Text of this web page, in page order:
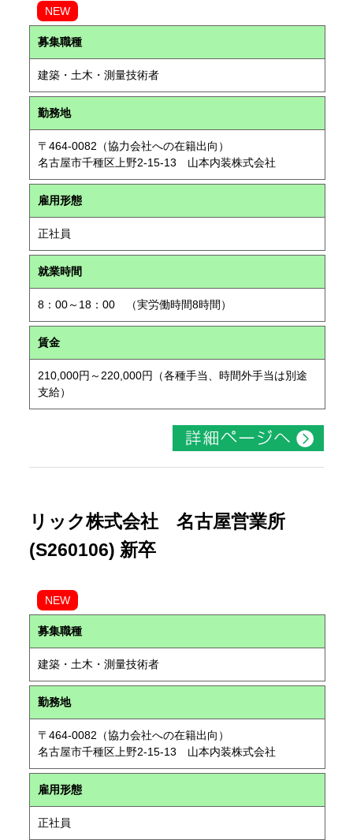
NEW
募集職種
建築・土木・測量技術者
勤務地
〒464-0082（協力会社への在籍出向）
名古屋市千種区上野2-15-13 山本内装株式会社
雇用形態
正社員
就業時間
8：00～18：00 （実労働時間8時間）
賃金
210,000円～220,000円（各種手当、時間外手当は別途
支給）
リック株式会社 名古屋営業所
(S260106) 新卒
NEW
募集職種
建築・土木・測量技術者
勤務地
〒464-0082（協力会社への在籍出向）
名古屋市千種区上野2-15-13 山本内装株式会社
雇用形態
正社員